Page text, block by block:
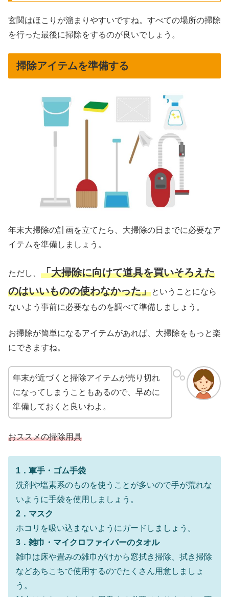
玄関はほこりが溜まりやすいですね。すべての場所の掃除
を行った最後に掃除をするのが良いでしょう。
掃除アイテムを準備する
年末大掃除の計画を立てたら、大掃除の日までに必要なア
イテムを準備しましょう。
ただし、 「大掃除に向けて道具を買いそろえた
のはいいものの使わなかった」ということになら
ないよう事前に必要なものを調べて準備しましょう。
お掃除が簡単になるアイテムがあれば、大掃除をもっと楽
にできますね。
年末が近づくと掃除アイテムが売り切れ
になってしまうこともあるので、早めに
準備しておくと良いわよ。
おススメの掃除用具
1．軍手・ゴム手袋
洗剤や塩素系のものを使うことが多いので手が荒れな
いように手袋を使用しましょう。
2．マスク
ホコリを吸い込まないようにガードしましょう。
3．雑巾・マイクロファイバーのタオル
雑巾は床や畳みの雑巾がけから窓拭き掃除、拭き掃除
などあちこちで使用するのでたくさん用意しましょ
う。